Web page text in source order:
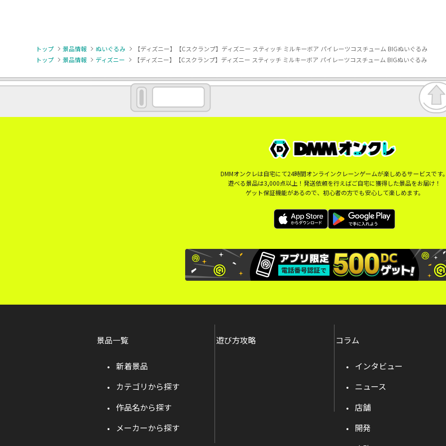
トップ 景品情報 ぬいぐるみ
【ディズニー】【Cスクランプ】ディズニー スティッチ ミルキーボア パイレーツコスチューム BIGぬいぐるみ
トップ
景品情報 ディズニー 【ディズニー】【Cスクランプ】ディズニー スティッチ ミルキーボア パイレーツコスチューム BIGぬいぐるみ
DMMオンクレは自宅にて24時間オンラインクレーンゲームが楽しめるサービスです
遊べる景品は3,000点以上！発送依頼を行えばご自宅に獲得した景品をお届け！
ゲット保証機能があるので、初心者の方でも安心して楽しめます。
景品一覧
新着景品
カテゴリから探す
作品名から探す
メーカーから探す
遊び方攻略 コラム
インタビュー
ニュース
店舗
開発